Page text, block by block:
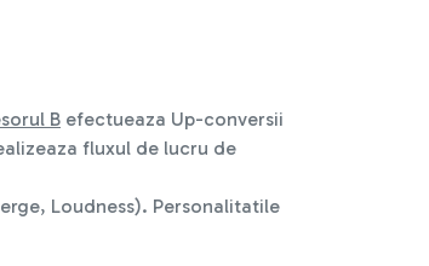
B efectueaza Up-conversii
fluxul de lucru de
Loudness). Personalitatile